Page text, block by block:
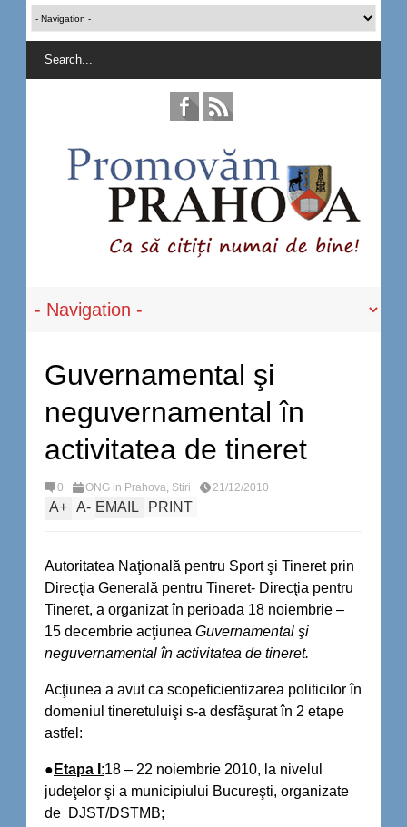
Guvernamental şi
neguvernamental în
activitatea de tineret
0 ONG in Prahova, Stiri 21/12/2010
A+ A- EMAIL PRINT
Autoritatea Naţională pentru Sport şi Tineret prin
Direcţia Generală pentru Tineret- Direcţia pentru
Tineret, a organizat în perioada 18 noiembrie –
15 decembrie acţiunea Guvernamental şi
neguvernamental în activitatea de tineret.
Acţiunea a avut ca scopeficientizarea politicilor în
domeniul tineretuluişi s-a desfăşurat în 2 etape
astfel:
● Etapa I :18 – 22 noiembrie 2010, la nivelul
judeţelor şi a municipiului Bucureşti, organizate
de DJST/DSTMB;